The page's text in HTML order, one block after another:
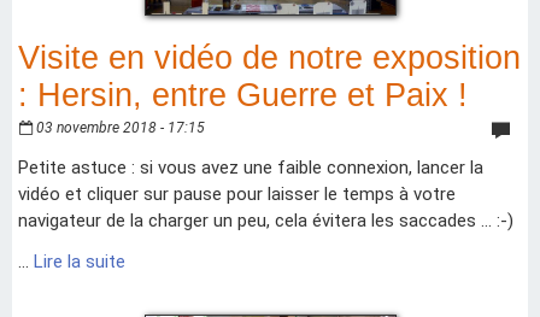
Visite en vidéo de notre exposition
: Hersin, entre Guerre et Paix !
03 novembre 2018 - 17:15
Petite astuce : si vous avez une faible connexion, lancer la
vidéo et cliquer sur pause pour laisser le temps à votre
navigateur de la charger un peu, cela évitera les saccades ... :-)
... Lire la suite